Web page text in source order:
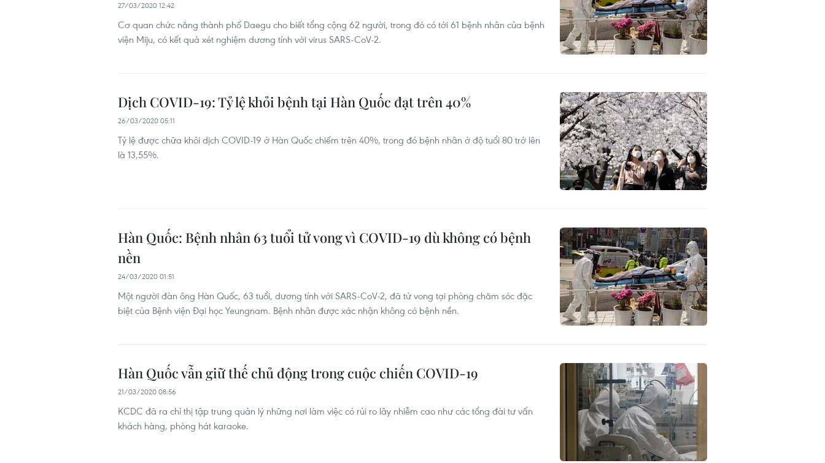
27/03/2020 12:42
Cơ quan chức năng thành phố Daegu cho biết tổng cộng 62 người, trong đó có tới 61 bệnh nhân của bệnh
viện Miju, có kết quả xét nghiệm dương tính với virus SARS-CoV-2.
Dịch COVID-19: Tỷ lệ khỏi bệnh tại Hàn Quốc đạt trên 40%
26/03/2020 05:11
Tỷ lệ được chữa khỏi dịch COVID-19 ở Hàn Quốc chiếm trên 40%, trong đó bệnh nhân ở độ tuổi 80 trở lên
là 13,55%.
Hàn Quốc: Bệnh nhân 63 tuổi tử vong vì COVID-19 dù không có bệnh
nền
24/03/2020 01:51
Một người đàn ông Hàn Quốc, 63 tuổi, dương tính với SARS-CoV-2, đã tử vong tại phòng chăm sóc đặc
biệt của Bệnh viện Đại học Yeungnam. Bệnh nhân được xác nhận không có bệnh nền.
Hàn Quốc vẫn giữ thế chủ động trong cuộc chiến COVID-19
21/03/2020 08:56
KCDC đã ra chỉ thị tập trung quản lý những nơi làm việc có rủi ro lây nhiễm cao như các tổng đài tư vấn
khách hàng, phòng hát karaoke.